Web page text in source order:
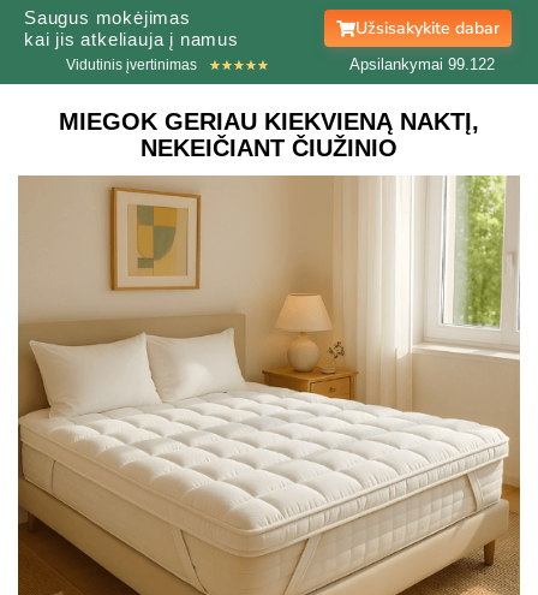
Saugus mokėjimas
kai jis atkeliauja į namus
Užsisakykite dabar
Vidutinis įvertinimas ★★★★★ Apsilankymai 99. 123
MIEGOK GERIAU KIEKVIENĄ NAKTĮ,
NEKEIČIANT ČIUŽINIO